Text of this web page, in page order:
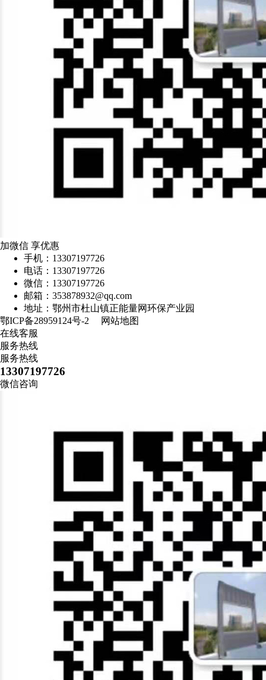
加微信 享优惠
手机：13307197726
电话：13307197726
微信：13307197726
邮箱：353878932@qq.com
地址：鄂州市杜山镇正能量网环保产业园
鄂ICP备28959124号-2
网站地图
在线客服
服务热线
服务热线
13307197726
微信咨询